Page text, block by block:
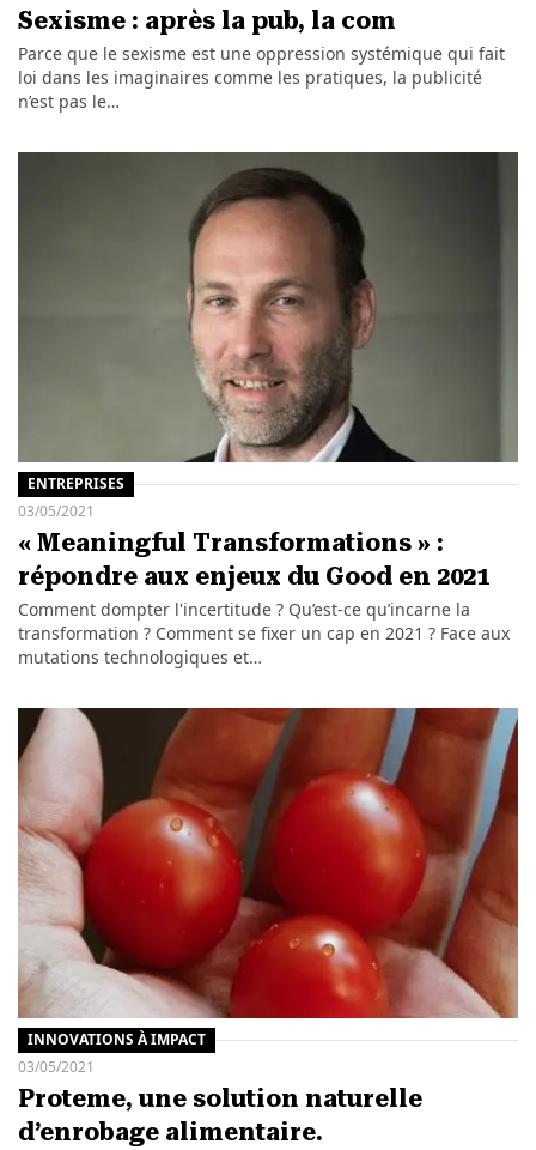
Sexisme : après la pub, la com
Parce que le sexisme est une oppression systémique qui fait
loi dans les imaginaires comme les pratiques, la publicité
n’est pas le…
ENTREPRISES
03/05/2021
« Meaningful Transformations » :
répondre aux enjeux du Good en 2021
Comment dompter l'incertitude ? Qu’est-ce qu’incarne la
transformation ? Comment se fixer un cap en 2021 ? Face aux
mutations technologiques et…
INNOVATIONS À IMPACT
03/05/2021
Proteme, une solution naturelle
d’enrobage alimentaire.